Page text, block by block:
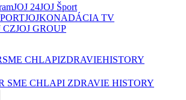
JOJ 24JOJ Šport
JOJKONADÁCIA TV
CZJOJ GROUP
SME CHLAPIZDRAVIEHISTORY
SME CHLAPI ZDRAVIE HISTORY